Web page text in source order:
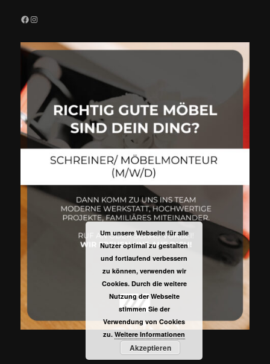
Facebook
Instagram
Um unsere Webseite für alle
Nutzer optimal zu gestalten
und fortlaufend verbessern
zu können, verwenden wir
Cookies. Durch die weitere
Nutzung der Webseite
stimmen Sie der
Verwendung von Cookies
zu. Weitere Informationen
Akzeptieren